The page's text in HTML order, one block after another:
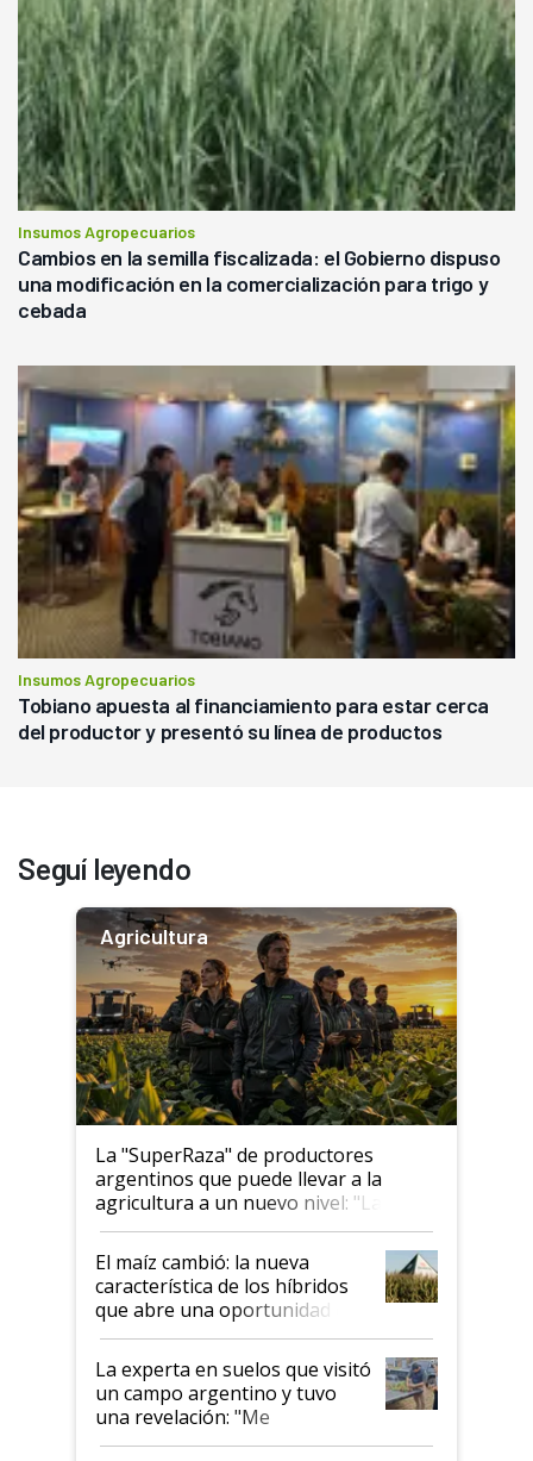
Insumos Agropecuarios
Cambios en la semilla fiscalizada: el Gobierno dispuso
una modificación en la comercialización para trigo y
cebada
Insumos Agropecuarios
Tobiano apuesta al financiamiento para estar cerca
del productor y presentó su línea de productos
Seguí leyendo
Agricultura
La "SuperRaza" de productores
argentinos que puede llevar a la
agricultura a un nuevo nivel: "Las
posibilidades de crecimiento son
infinitas"
El maíz cambió: la nueva
característica de los híbridos
que abre una oportunidad en
el lote
La experta en suelos que visitó
un campo argentino y tuvo
una revelación: "Me
impresionó mucho"